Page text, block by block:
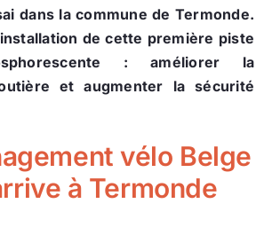
dans la commune de Termonde.
de cette première piste
: améliorer la
et augmenter la sécurité
vélo Belge
à Termonde